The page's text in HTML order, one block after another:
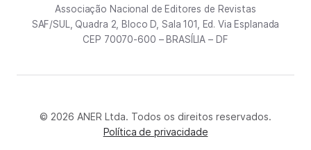
Associação Nacional de Editores de Revistas
SAF/SUL, Quadra 2, Bloco D, Sala 101, Ed. Via Esplanada
CEP 70070-600 – BRASÍLIA – DF
© 2026 ANER Ltda. Todos os direitos reservados.
Política de privacidade